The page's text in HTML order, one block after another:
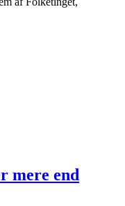
mere end